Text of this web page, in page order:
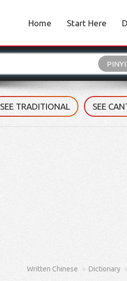
Home Start Here
SEE TRADITIONAL SEE
Written Chinese Dictionary